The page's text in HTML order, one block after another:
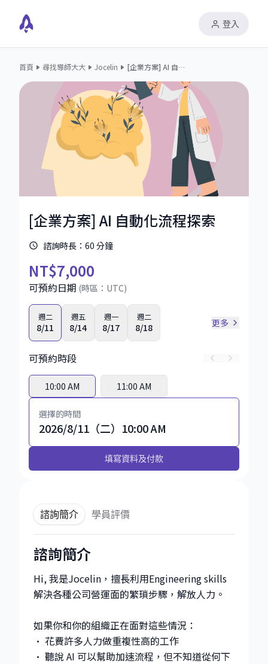
登入
首頁 尋找導師大大 Jocelin [企業方案] AI 自動化流程探索
[企業方案] AI 自動化流程探索
諮詢時長： 60 分鐘
NT$7,000
可預約日期 (時區： UTC)
週二
8/11
週五
8/14
週一
8/17
週二
8/18 更多
可預約時段
10:00 AM 11:00 AM
選擇的時間
2026/8/11（二）10:00 AM
填寫資料及付款
諮詢簡介 學員評價
諮詢簡介
Hi, 我是Jocelin，擅長利用Engineering skills
解決各種公司營運面的繁瑣步驟，解放人力。
如果你和你的組織正在面對這些情況：
• 花費許多人力做重複性高的工作
• 聽說 AI 可以幫助加速流程，但不知道從何下